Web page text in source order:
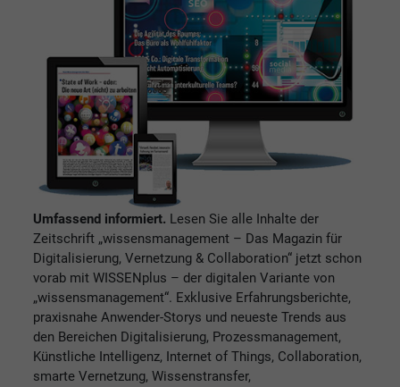
Umfassend informiert. Lesen Sie alle Inhalte der
Zeitschrift „wissensmanagement – Das Magazin für
Digitalisierung, Vernetzung & Collaboration“ jetzt schon
vorab mit WISSENplus – der digitalen Variante von
„wissensmanagement“. Exklusive Erfahrungsberichte,
praxisnahe Anwender-Storys und neueste Trends aus
den Bereichen Digitalisierung, Prozessmanagement,
Künstliche Intelligenz, Internet of Things, Collaboration,
smarte Vernetzung, Wissenstransfer,